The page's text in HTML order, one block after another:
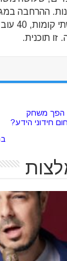
ההרחבה
הבא
תוכנית.
הפך משחק
חידוני הידע?